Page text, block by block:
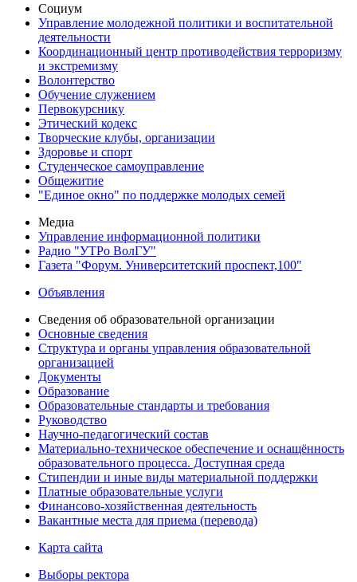
Социум
Управление молодежной политики и воспитательной
деятельности
Координационный центр противодействия терроризму
и экстремизму
Волонтерство
Обучение служением
Первокурснику
Этический кодекс
Творческие клубы, организации
Здоровье и спорт
Студенческое самоуправление
Общежитие
"Единое окно" по поддержке молодых семей
Медиа
Управление информационной политики
Радио "УТРо ВолГУ"
Газета "Форум. Университетский проспект,100"
Объявления
Сведения об образовательной организации
Основные сведения
Структура и органы управления образовательной
организацией
Документы
Образование
Образовательные стандарты и требования
Руководство
Научно-педагогический состав
Материально-техническое обеспечение и оснащённость
образовательного процесса. Доступная среда
Стипендии и иные виды материальной поддержки
Платные образовательные услуги
Финансово-хозяйственная деятельность
Вакантные места для приема (перевода)
Карта сайта
Выборы ректора